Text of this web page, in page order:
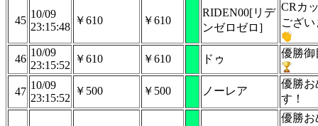
45
10/09
23:15:48
￥610 ￥610
RIDEN00[リデ
ンゼロゼロ]
CRカ
ござい
46
10/09
23:15:52
￥610 ￥610 ドゥ 優勝御
47
10/09
23:15:52
￥500 ￥500 ノーレア
優勝お
す！
優勝お